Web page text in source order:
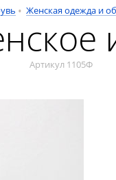
Женская одежда и
Артикул 1105Ф